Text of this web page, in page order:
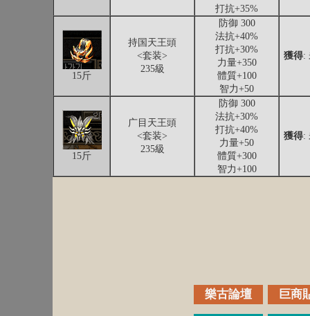
打抗+35%
15斤
持国天王頭
<套装>
235級
防御 300
法抗+40%
打抗+30%
力量+350
體質+100
智力+50
獲得:
15斤
广目天王頭
<套装>
235級
防御 300
法抗+30%
打抗+40%
力量+50
體質+300
智力+100
獲得:
樂古論壇 巨商